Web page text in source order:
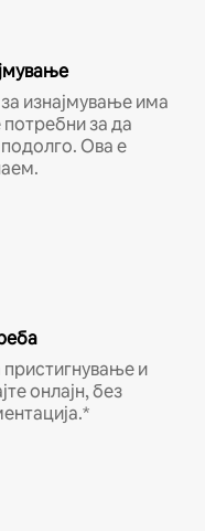
изнајмување има
потребни за да
Ова е
и
онлајн, без